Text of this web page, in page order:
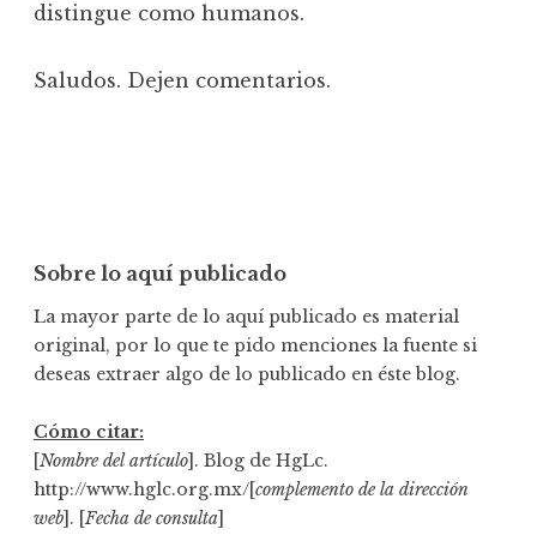
distingue como humanos.
Saludos. Dejen comentarios.
Sobre lo aquí publicado
La mayor parte de lo aquí publicado es material
original, por lo que te pido menciones la fuente si
deseas extraer algo de lo publicado en éste blog.
Cómo citar:
[Nombre del artículo]. Blog de HgLc.
http://www.hglc.org.mx/[complemento de la dirección
web]. [Fecha de consulta]